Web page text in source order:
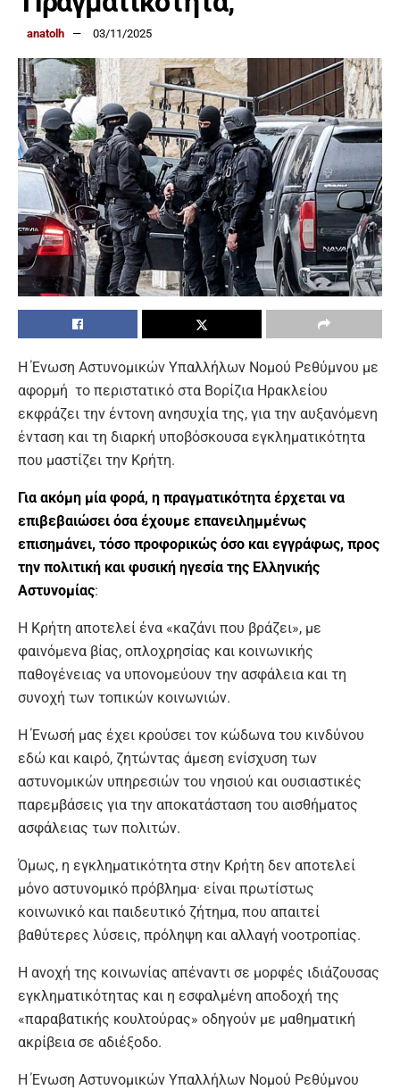
anatolh 03/11/2025
Η Ένωση Αστυνομικών Υπαλλήλων Νομού Ρεθύμνου με
αφορμή το περιστατικό στα Βορίζια Ηρακλείου
εκφράζει την έντονη ανησυχία της, για την αυξανόμενη
ένταση και τη διαρκή υποβόσκουσα εγκληματικότητα
που μαστίζει την Κρήτη.
Για ακόμη μία φορά, η πραγματικότητα έρχεται να
επιβεβαιώσει όσα έχουμε επανειλημμένως
επισημάνει, τόσο προφορικώς όσο και εγγράφως, προς
την πολιτική και φυσική ηγεσία της Ελληνικής
Αστυνομίας:
H Κρήτη αποτελεί ένα «καζάνι που βράζει», με
φαινόμενα βίας, οπλοχρησίας και κοινωνικής
παθογένειας να υπονομεύουν την ασφάλεια και τη
συνοχή των τοπικών κοινωνιών.
Η Ένωσή μας έχει κρούσει τον κώδωνα του κινδύνου
εδώ και καιρό, ζητώντας άμεση ενίσχυση των
αστυνομικών υπηρεσιών του νησιού και ουσιαστικές
παρεμβάσεις για την αποκατάσταση του αισθήματος
ασφάλειας των πολιτών.
Όμως, η εγκληματικότητα στην Κρήτη δεν αποτελεί
μόνο αστυνομικό πρόβλημα· είναι πρωτίστως
κοινωνικό και παιδευτικό ζήτημα, που απαιτεί
βαθύτερες λύσεις, πρόληψη και αλλαγή νοοτροπίας.
Η ανοχή της κοινωνίας απέναντι σε μορφές ιδιάζουσας
εγκληματικότητας και η εσφαλμένη αποδοχή της
«παραβατικής κουλτούρας» οδηγούν με μαθηματική
ακρίβεια σε αδιέξοδο.
Η Ένωση Αστυνομικών Υπαλλήλων Νομού Ρεθύμνου